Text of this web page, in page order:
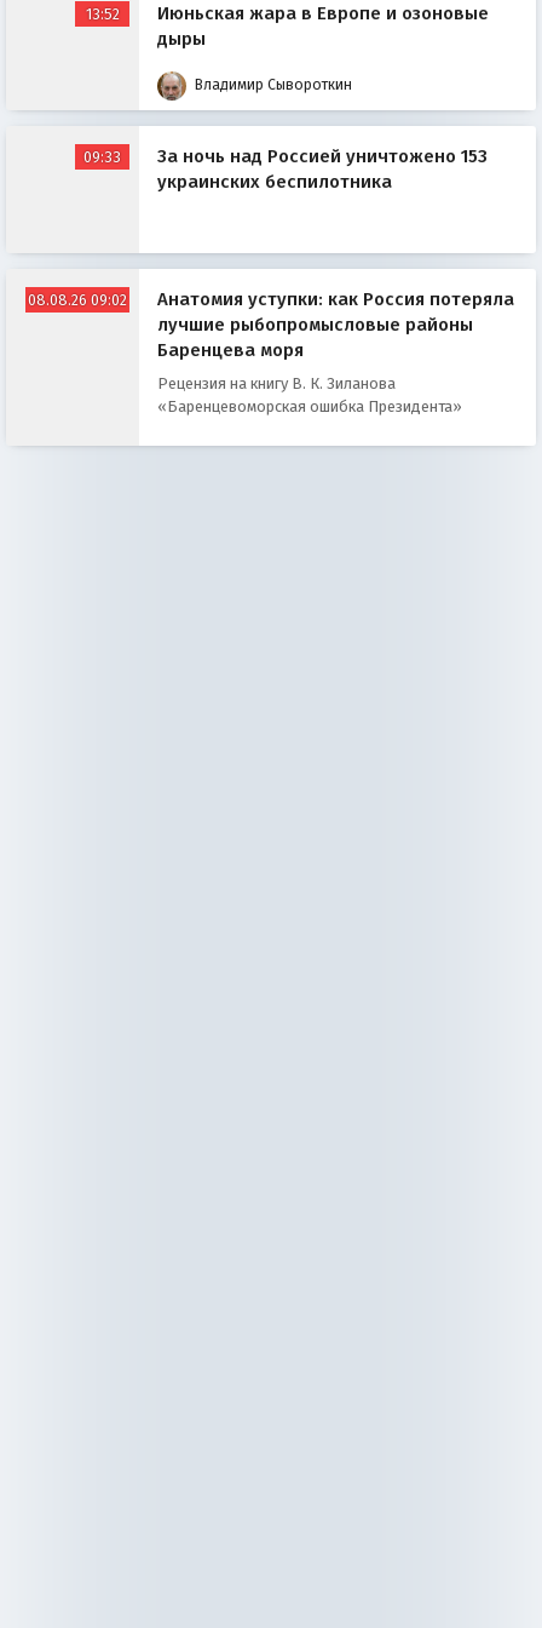
13:52
Июньская жара в Европе и озоновые
дыры
Владимир Сывороткин
09:33
За ночь над Россией уничтожено 153
украинских беспилотника
08.08.26 09:02
Анатомия уступки: как Россия потеряла
лучшие рыбопромысловые районы
Баренцева моря
Рецензия на книгу В. К. Зиланова
«Баренцевоморская ошибка Президента»